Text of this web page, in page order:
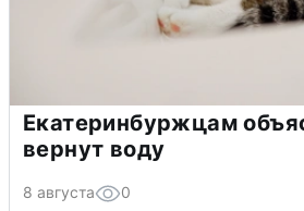
Екатеринбуржцам
вернут воду
8 августа 0